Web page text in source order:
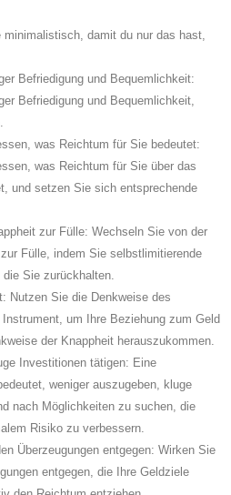
minimalistisch, damit du nur das hast,
Befriedigung und Bequemlichkeit:
Befriedigung und Bequemlichkeit,
was Reichtum für Sie bedeutet:
was Reichtum für Sie über das
und setzen Sie sich entsprechende
zur Fülle: Wechseln Sie von der
Fülle, indem Sie selbstlimitierende
die Sie zurückhalten.
Nutzen Sie die Denkweise des
um Ihre Beziehung zum Geld
der Knappheit herauszukommen.
Investitionen tätigen: Eine
weniger auszugeben, kluge
nach Möglichkeiten zu suchen, die
Risiko zu verbessern.
Überzeugungen entgegen: Wirken Sie
entgegen, die Ihre Geldziele